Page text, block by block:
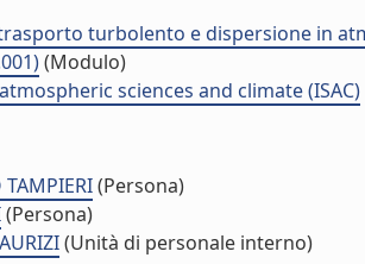
turbolento e dispersione in
(Modulo)
sciences and climate (ISAC)
TAMPIERI(Persona)
(Persona)
(Unità di personale interno)